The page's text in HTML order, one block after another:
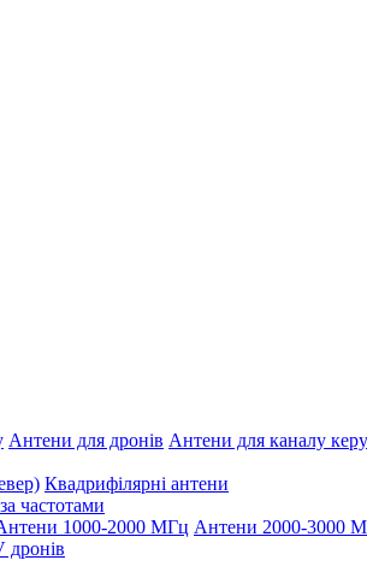
Антени для дронів Антени для каналу
Квадрифілярні антени
частотами
1000-2000 МГц Антени 2000-3000
дронів